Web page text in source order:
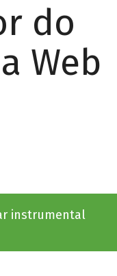
do
Web
instrumental